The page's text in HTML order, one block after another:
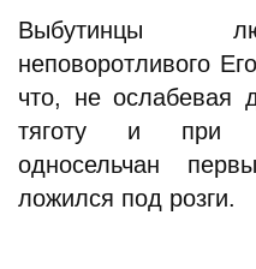
Выбутинцы
неповоротливого
что, не ослабевая
тяготу и при
односельчан
ложился под розги.